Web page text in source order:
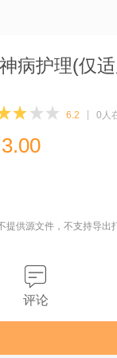
病护理(仅
6.2 0人
3.00
供源文件，不支持导出
评论